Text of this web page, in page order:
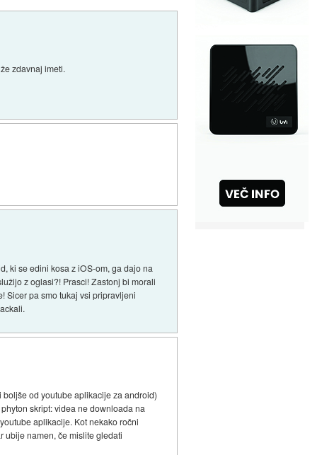
zdavnaj imeti.
ki se edini kosa z iOS-om, ga dajo na
z oglasi?! Prasci! Zastonj bi morali
Sicer pa smo tukaj vsi pripravljeni
od youtube aplikacije za android)
skript: videa ne downloada na
aplikacije. Kot nekako ročni
ubije namen, če mislite gledati